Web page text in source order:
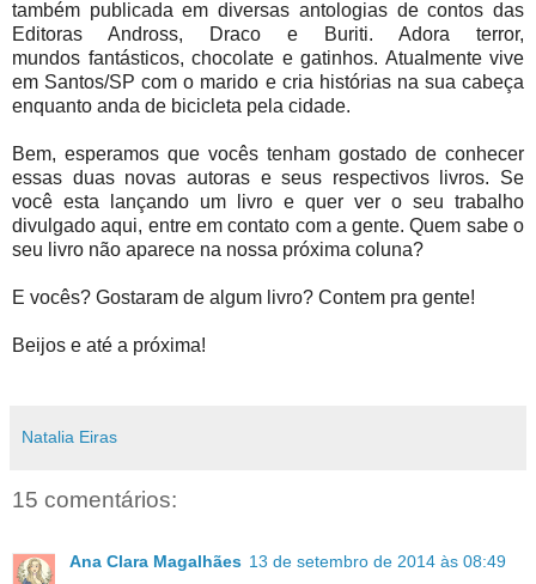
também publicada em diversas antologias de contos das
Editoras Andross, Draco e Buriti. Adora terror,
mundos fantásticos, chocolate e gatinhos. Atualmente vive
em Santos/SP com o marido e cria histórias na sua cabeça
enquanto anda de bicicleta pela cidade.
Bem, esperamos que vocês tenham gostado de conhecer
essas duas novas autoras e seus respectivos livros. Se
você esta lançando um livro e quer ver o seu trabalho
divulgado aqui, entre em contato com a gente. Quem sabe o
seu livro não aparece na nossa próxima coluna?
E vocês? Gostaram de algum livro? Contem pra gente!
Beijos e até a próxima!
Natalia Eiras
15 comentários:
Ana Clara Magalhães 13 de setembro de 2014 às 08:49